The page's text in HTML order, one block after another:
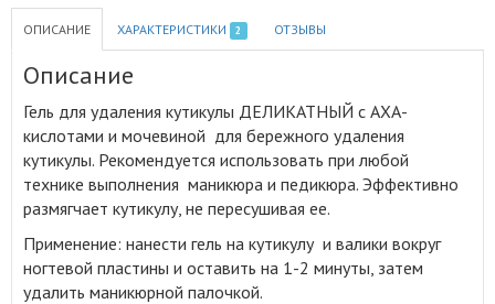
ОПИСАНИЕ ХАРАКТЕРИСТИКИ 2 ОТЗЫВЫ
Описание
Гель для удаления кутикулы ДЕЛИКАТНЫЙ с АХА-
кислотами и мочевиной для бережного удаления
кутикулы. Рекомендуется использовать при любой
технике выполнения маникюра и педикюра. Эффективно
размягчает кутикулу, не пересушивая ее.
Применение: нанести гель на кутикулу и валики вокруг
ногтевой пластины и оставить на 1-2 минуты, затем
удалить маникюрной палочкой.